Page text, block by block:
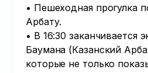
• Пешеходная прогулка
Арбату.
• В 16:30 заканчивается
Баумана (Казанский
которые не только